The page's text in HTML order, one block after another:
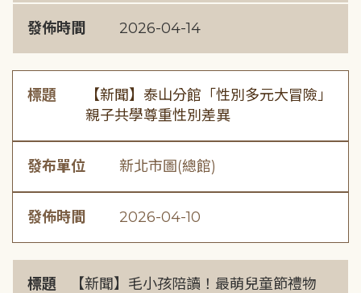
發佈時間 2026-04-14
標題
【新聞】泰山分館「性別多元大冒險」
親子共學尊重性別差異
發布單位 新北市圖(總館)
發佈時間 2026-04-10
標題
【新聞】毛小孩陪讀！最萌兒童節禮物